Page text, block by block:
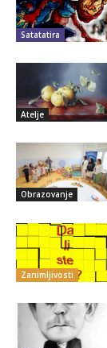
Satatatira
Atelje
Obrazovanje
Zanimljivosti